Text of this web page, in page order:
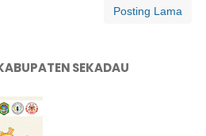
Posting Lama
SEKADAU